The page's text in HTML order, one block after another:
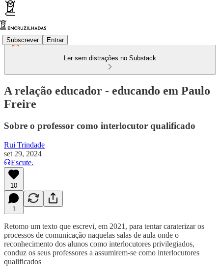
Subscrever Entrar
Ler sem distrações no Substack
A relação educador - educando em Paulo
Freire
Sobre o professor como interlocutor qualificado
Rui Trindade
set 29, 2024
Escute.
10
1
Retomo um texto que escrevi, em 2021, para tentar caraterizar os
processos de comunicação naquelas salas de aula onde o
reconhecimento dos alunos como interlocutores privilegiados,
conduz os seus professores a assumirem-se como interlocutores
qualificados